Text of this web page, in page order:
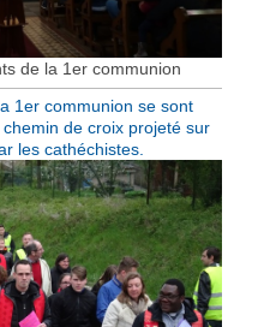
de la 1er communion
1er communion se sont
de croix projeté sur
les cathéchistes.